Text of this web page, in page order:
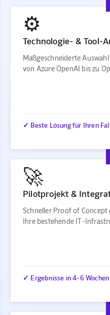
⚙️
Technologie- & Tool-
Maßgeschneiderte
von Azure OpenAI bis zu
✓ Beste Lösung für Ihren
🚀
Pilotprojekt &
Schneller Proof of
Ihre bestehende IT-
✓ Ergebnisse in 4-6 Wochen